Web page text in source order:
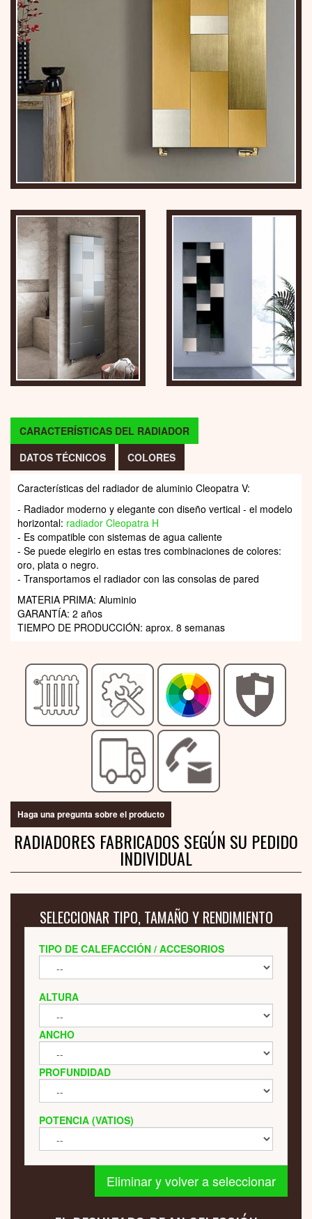
CARACTERÍSTICAS DEL RADIADOR
DATOS TÉCNICOS
COLORES
Características del radiador de aluminio Cleopatra V:
- Radiador moderno y elegante con diseño vertical - el modelo
horizontal: radiador Cleopatra H
- Es compatible con sistemas de agua caliente
- Se puede elegirlo en estas tres combinaciones de colores:
oro, plata o negro.
- Transportamos el radiador con las consolas de pared
MATERIA PRIMA: Aluminio
GARANTÍA: 2 años
TIEMPO DE PRODUCCIÓN: aprox. 8 semanas
Haga una pregunta sobre el producto
RADIADORES FABRICADOS SEGÚN SU PEDIDO
INDIVIDUAL
SELECCIONAR TIPO, TAMAÑO Y RENDIMIENTO
TIPO DE CALEFACCIÓN / ACCESORIOS
ALTURA
ANCHO
PROFUNDIDAD
POTENCIA (VATIOS)
Eliminar y volver a seleccionar